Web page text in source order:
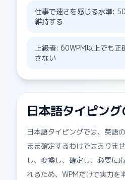
仕事で速さを感じる水準:
維持する
上級者: 60WPM以上でも正
さない
日本語タイピン
日本語タイピングでは、英語
まま確定するわけではありま
し、変換し、確定し、必要に
れるため、WPMだけで実力を